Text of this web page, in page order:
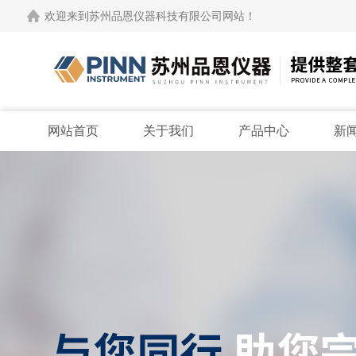
欢迎来到苏州品恩仪器科技有限公司网站！
网站首页 关于我们 产品中心 新